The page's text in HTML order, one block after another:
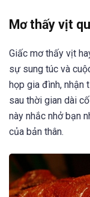
Mơ thấy vịt
Giấc mơ thấy vịt
sự sung túc và
họp gia đình, nhận
sau thời gian dài
này nhắc nhở bạn
của bản thân.